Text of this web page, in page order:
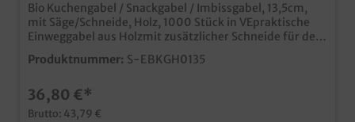
Bio Kuchengabel / Snackgabel / Imbissgabel, 13,5cm,
mit Säge/Schneide, Holz, 1000 Stück in VEpraktische
Einweggabel aus Holzmit zusätzlicher Schneide für den
Snack- und Imbissbereichideal für Kuchen,
Imbissprodukte, Snacks, etc.nachhaltige Einwegbesteck
Produktnummer: S-EBKGH0135
36,80 €*
Brutto: 43,79 €